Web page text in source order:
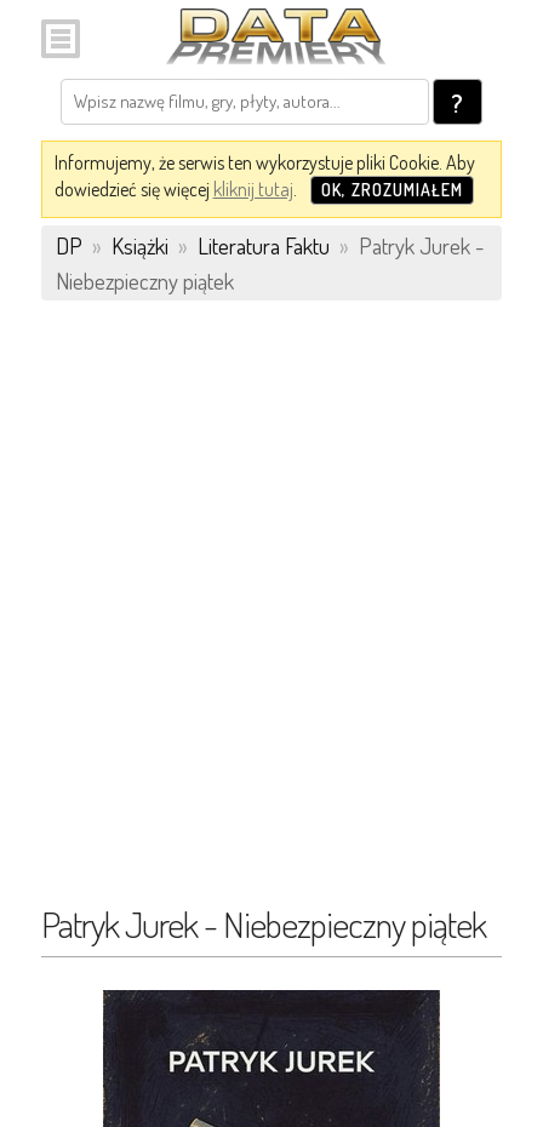
?
Informujemy, że serwis ten wykorzystuje pliki Cookie. Aby
dowiedzieć się więcej kliknij tutaj. OK, ZROZUMIAŁEM
DP » Książki » Literatura Faktu » Patryk Jurek -
Niebezpieczny piątek
Patryk Jurek - Niebezpieczny piątek